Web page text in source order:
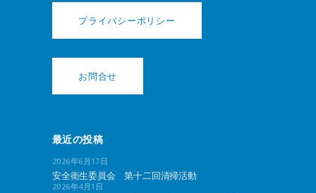
プライバシーポリシー
お問合せ
最近の投稿
2026年6月17日
安全衛生委員会 第十二回清掃活動
2026年4月1日